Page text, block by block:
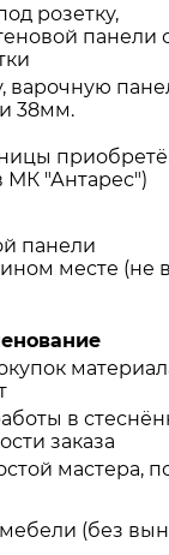
розетку,
панели
варочную
38мм.
МК "Антарес")
панели
месте (не
в
заказа
мастера,
(без